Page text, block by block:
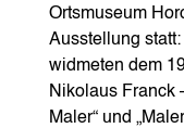
Ortsmuseum
Ausstellung
widmeten dem
Nikolaus Franck
Maler“ und